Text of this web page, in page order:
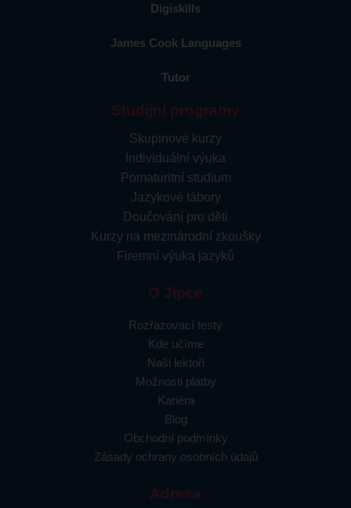
Digiskills
James Cook Languages
Tutor
Studijní programy
Skupinové kurzy
Individuální výuka
Pomaturitní studium
Jazykové tábory
Doučování pro děti
Kurzy na mezinárodní zkoušky
Firemní výuka jazyků
O Jipce
Rozřazovací testy
Kde učíme
Naši lektoři
Možnosti platby
Kariéra
Blog
Obchodní podmínky
Zásady ochrany osobních údajů
Adresa